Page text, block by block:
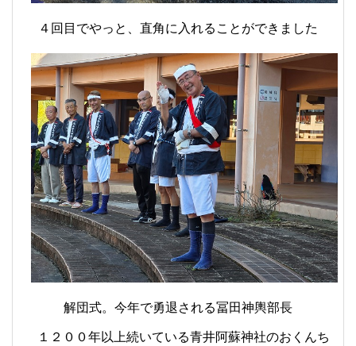
４回目でやっと、直角に入れることができました
解団式。今年で勇退される冨田神輿部長
１２００年以上続いている青井阿蘇神社のおくんち